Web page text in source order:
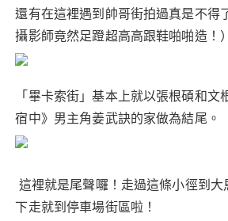
還有在這裡遇到帥哥街拍過真是不得
攝影師竟然足蹬超高高跟鞋啪啪造！）
「畢卡索街」基本上就以張根碩和
宿中》男主角姜武訣的家做為結尾。
這裡就是尾聲囉！走過這條小徑到
下走就到停車場街區啦！